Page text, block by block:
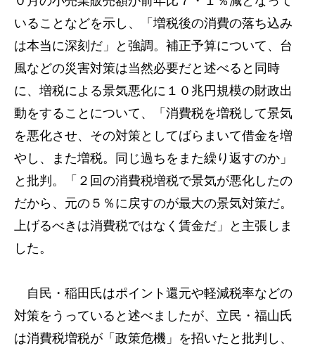
いることなどを示し、「増税後の消費の落ち込み
は本当に深刻だ」と強調。補正予算について、台
風などの災害対策は当然必要だと述べると同時
に、増税による景気悪化に１０兆円規模の財政出
動をすることについて、「消費税を増税して景気
を悪化させ、その対策としてばらまいて借金を増
やし、また増税。同じ過ちをまた繰り返すのか」
と批判。「２回の消費税増税で景気が悪化したの
だから、元の５％に戻すのが最大の景気対策だ。
上げるべきは消費税ではなく賃金だ」と主張しま
した。
自民・稲田氏はポイント還元や軽減税率などの
対策をうっていると述べましたが、立民・福山氏
は消費税増税が「政策危機」を招いたと批判し、